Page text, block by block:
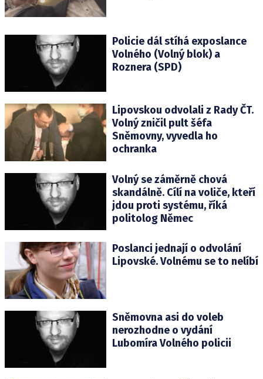
Policie dál stíhá exposlance
Volného (Volný blok) a
Roznera (SPD)
Lipovskou odvolali z Rady ČT.
Volný zničil pult šéfa
Sněmovny, vyvedla ho
ochranka
Volný se záměrně chová
skandálně. Cílí na voliče, kteří
jdou proti systému, říká
politolog Němec
Poslanci jednají o odvolání
Lipovské. Volnému se to nelíbí
Sněmovna asi do voleb
nerozhodne o vydání
Lubomíra Volného policii